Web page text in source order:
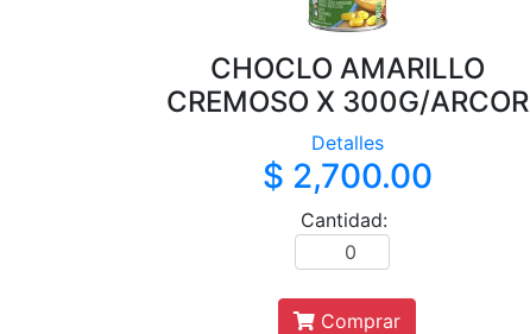
CHOCLO AMARILLO
CREMOSO X 300G/ARCOR
Detalles
$ 2,700.00
Cantidad:
Comprar